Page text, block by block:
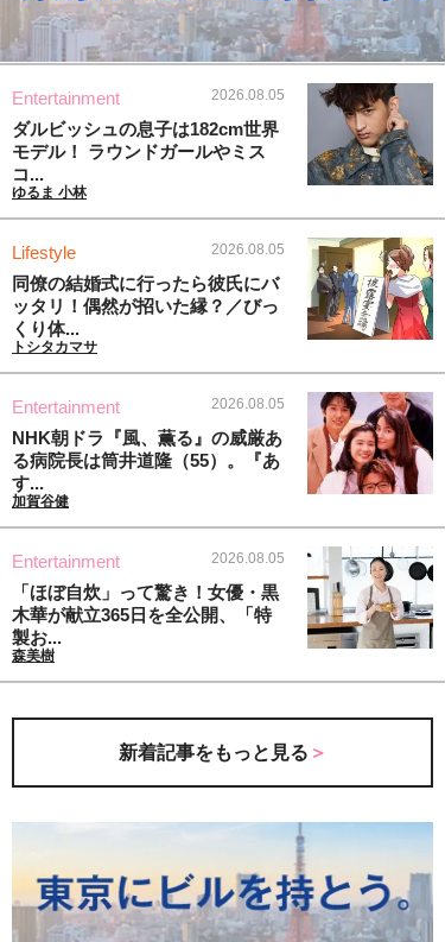
Entertainment 2026.08.05
ダルビッシュの息子は182cm世界
モデル！ ラウンドガールやミス
コ...
ゆるま 小林
Lifestyle 2026.08.05
同僚の結婚式に行ったら彼氏にバ
ッタリ！偶然が招いた縁？／びっ
くり体...
トシタカマサ
Entertainment 2026.08.05
NHK朝ドラ『風、薫る』の威厳あ
る病院長は筒井道隆（55）。『あ
す...
加賀谷健
Entertainment 2026.08.05
「ほぼ自炊」って驚き！女優・黒
木華が献立365日を全公開、「特
製お...
森美樹
新着記事をもっと見る